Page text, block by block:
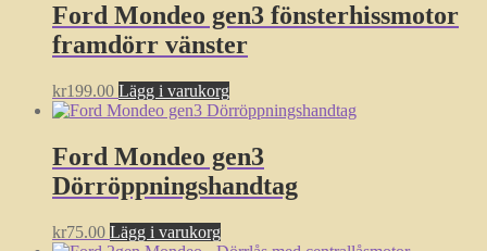
Ford Mondeo gen3 fönsterhissmotor
framdörr vänster
kr199.00 Lägg i varukorg
Ford Mondeo gen3
Dörröppningshandtag
kr75.00 Lägg i varukorg